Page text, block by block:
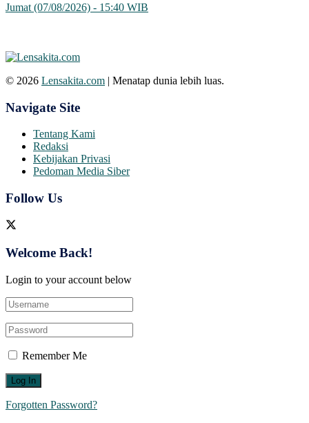
Jumat (07/08/2026) - 15:40 WIB
© 2026 Lensakita.com | Menatap dunia lebih luas.
Navigate Site
Tentang Kami
Redaksi
Kebijakan Privasi
Pedoman Media Siber
Follow Us
Welcome Back!
Login to your account below
Remember Me
Forgotten Password?